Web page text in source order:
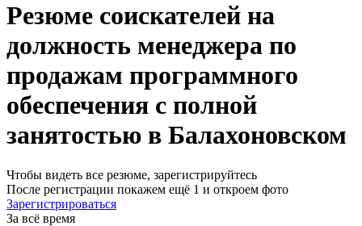
Резюме соискателей на
должность менеджера по
продажам программного
обеспечения с полной
занятостью в Балахоновском
Чтобы видеть все резюме, зарегистрируйтесь
После регистрации покажем ещё 1 и откроем фото
Зарегистрироваться
За всё время